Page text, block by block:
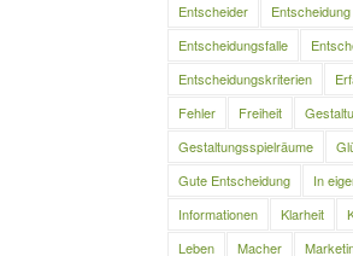
Entscheider
Entscheidung
Entscheidungsfalle
Entscheidungskriterien
Fehler
Freiheit
Gestaltungsspielräume
Gute Entscheidung
In
Informationen
Klarheit
Leben
Macher